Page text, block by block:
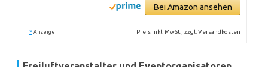
Bei Amazon ansehen
* Anzeige Preis inkl. MwSt., zzgl. Versandkosten